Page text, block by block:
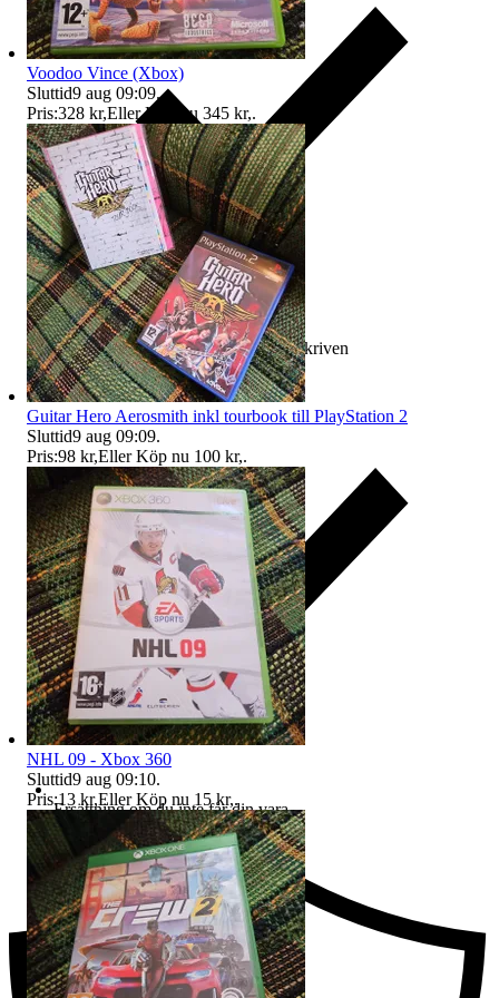
Ersättning om varan inte är som beskriven
Ersättning om du inte får din vara
Voodoo Vince (Xbox)
Sluttid9 aug 09:09.
Pris:328 kr,Eller Köp nu 345 kr,.
Guitar Hero Aerosmith inkl tourbook till PlayStation 2
Sluttid9 aug 09:09.
Pris:98 kr,Eller Köp nu 100 kr,.
NHL 09 - Xbox 360
Sluttid9 aug 09:10.
Pris:13 kr,Eller Köp nu 15 kr,.